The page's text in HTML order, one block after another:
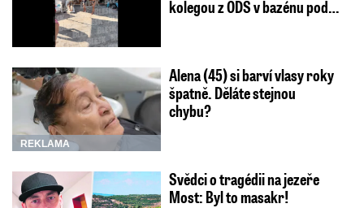
kolegou z ODS v bazénu pod…
REKLAMA
Alena (45) si barví vlasy roky
špatně. Děláte stejnou
chybu?
Svědci o tragédii na jezeře
Most: Byl to masakr!